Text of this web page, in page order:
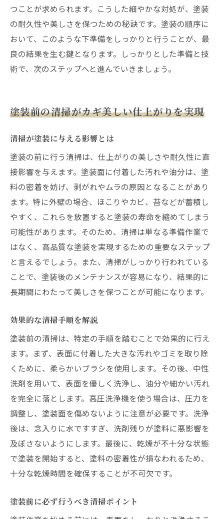
つことが求められます。こうした細やかな対処が、塗装
の耐久性や美しさを保つための秘訣です。塗装の順序に
おいて、このような下準備をしっかりと行うことが、最
良の結果を生む鍵となります。しっかりとした準備と技
術で、次のステップへと進んでいきましょう。
塗装前の清掃がカギ美しい仕上がりを実現
清掃が塗装に与える影響とは
塗装の前に行う清掃は、仕上がりの美しさや耐久性に直
接影響を与えます。塗装面に付着した汚れや油分は、塗
料の密着を妨げ、剥がれやムラの原因となることがあり
ます。特に外壁の場合、ほこりやカビ、苔などが蓄積し
やすく、これらを放置すると塗装の寿命を縮めてしまう
可能性があります。そのため、清掃は単なる準備作業で
はなく、高品質な塗装を実現するための重要なステップ
と言えるでしょう。また、清掃がしっかり行われている
ことで、塗装後のメンテナンスが容易になり、結果的に
長期間にわたって美しさを保つことが可能になります。
効果的な清掃手順を解説
塗装前の清掃は、特定の手順を踏むことで効果的に行え
ます。まず、表面に付着した大きな汚れやゴミを取り除
くために、柔らかいブラシを使用します。その後、中性
洗剤を用いて、表面を優しく洗浄し、油分や細かい汚れ
を完全に落とします。高圧洗浄機を使う場合は、圧力を
調整し、塗装面を傷めないように注意が必要です。洗浄
後は、念入りに水ですすぎ、洗剤残りが塗料に悪影響を
及ぼさないようにします。最後に、乾燥が不十分な状態
で塗装を開始すると、塗料の密着性が損なわれるため、
十分な乾燥時間を確保することが不可欠です。
塗装前に必ず行うべき清掃ポイント